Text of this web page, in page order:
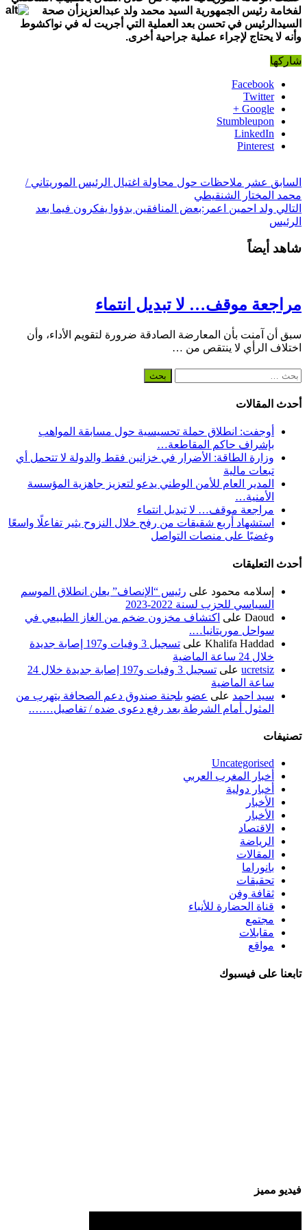
لفخامة رئيس الجمهورية السيد محمد ولد عبدالعزيزأن صحة
السيدالرئيس في تحسن بعد العملية التي أجريت له في نواكشوط
وأنه لا يحتاج لإجراء عملية جراحية أخرى.
شاركها
Facebook
Twitter
Google +
Stumbleupon
LinkedIn
Pinterest
السابق عشر ملاحظات حول محاولة اغتيال الرئيس الموريتاني /
محمد المختار الشنقيطي
التالي ولد احمين اعمر:بعض المنافقين بدؤوا يفكرون فيما بعد
الرئيس
شاهد أيضاً
مراجعة موقف… لا تبديل انتماء
سبق أن آمنت بأن المعارضة الصادقة ضرورة لتقويم الأداء، وأن
اختلاف الرأي لا ينتقص من …
البحث
أحدث المقالات
أوجفت: انطلاق حملة تحسيسية حول مسابقة المواهب
بإشراف حاكم المقاطعة…
وزارة الطاقة: الأضرار في خزانين فقط والدولة لا تتحمل أي
تبعات مالية
المدير العام للأمن الوطني يدعو لتعزيز جاهزية المؤسسة
الأمنية…
مراجعة موقف… لا تبديل انتماء
استشهاد أربع شقيقات من رفح خلال النزوح يثير تفاعلًا واسعًا
وغضبًا على منصات التواصل
أحدث التعليقات
إسلامه محمود على رئيس “الإنصاف” يعلن انطلاق الموسم
السياسي للحزب لسنة 2022-2023
Daoud على اكتشاف مخزون ضخم من الغاز الطبيعي في
سواحل موريتانيا….
Khalifa Haddad على
تسجيل 3 وفيات و197 إصابة جديدة
خلال 24 ساعة الماضية
ucretsiz على
تسجيل 3 وفيات و197 إصابة جديدة خلال 24
ساعة الماضية
سيد احمد على عضو بلجنة صندوق دعم الصحافة يتهرب من
المثول أمام الشرطة بعد رفع دعوى ضده / تفاصيل…….
تصنيفات
Uncategorised
أخبار المغرب العربي
أخبار دولية
الأخبار
الأخبار
الاقتصاد
الرياضة
المقالات
بانوراما
تحقيقات
ثقافة وفن
قناة الحضارة للأنباء
مجتمع
مقابلات
مواقع
تابعنا على فيسبوك
فيديو مميز